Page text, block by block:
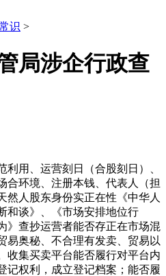
识 >
局涉企行政查
用、运营刻日（合股刻日）、
合环境、注册本钱、代表人（担
然人股东身份实正在性《中华人
和谈》、《市场安排地位行
》查抄运营者能否存正在市场混
易奥秘、不合理有发卖、贸易以
收集买卖平台能否履行对平台内
记权利，成立登记档案；能否履